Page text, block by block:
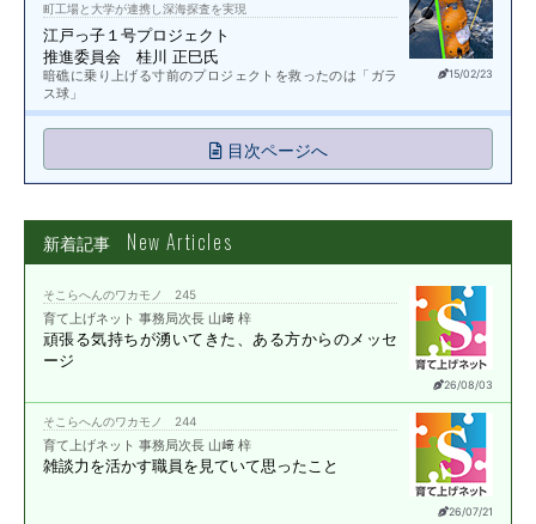
15/02/23
町工場と大学が連携し深海探査を実現
江戸っ子１号プロジェクト
推進委員会 桂川 正巳氏
暗礁に乗り上げる寸前のプロジェクトを救ったのは「ガラ
ス球」
目次ページへ
新着記事 New Articles
26/08/03
そこらへんのワカモノ 245
育て上げネット 事務局次長 山﨑 梓
頑張る気持ちが湧いてきた、 ある方からのメッセ
ージ
26/07/21
そこらへんのワカモノ 244
育て上げネット 事務局次長 山﨑 梓
雑談力を活かす職員を見ていて思ったこと